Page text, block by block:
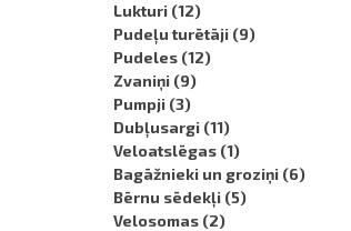
Lukturi (12)
Pudeļu turētāji (9)
Pudeles (12)
Zvaniņi (9)
Pumpji (3)
Dubļusargi (11)
Veloatslēgas (1)
Bagāžnieki un groziņi (6)
Bērnu sēdekļi (5)
Velosomas (2)